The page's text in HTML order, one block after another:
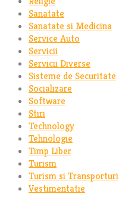
Sanatate
Sanatate si Medicina
Service Auto
Servicii
Servicii Diverse
Sisteme de Securitate
Socializare
Software
Stiri
Technology
Tehnologie
Timp Liber
Turism
Turism si Transporturi
Vestimentatie